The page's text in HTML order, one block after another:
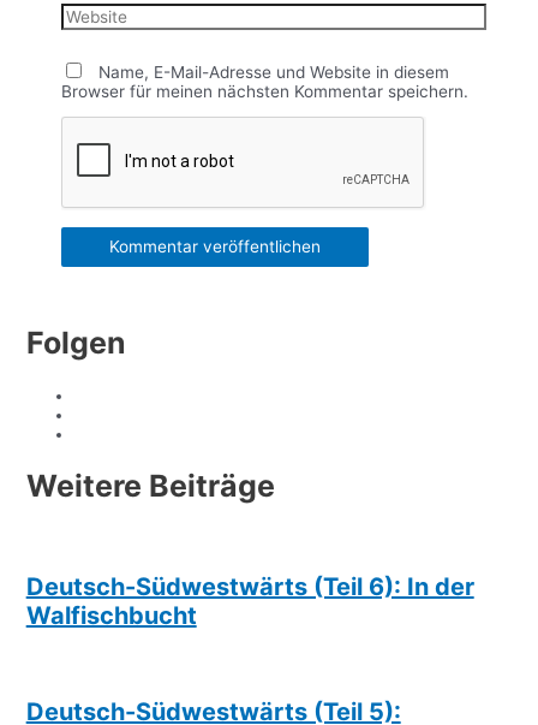
Website
Name, E-Mail-Adresse und Website in diesem
Browser für meinen nächsten Kommentar speichern.
Folgen
Weitere Beiträge
Deutsch-Südwestwärts (Teil 6): In der
Walfischbucht
Deutsch-Südwestwärts (Teil 5):